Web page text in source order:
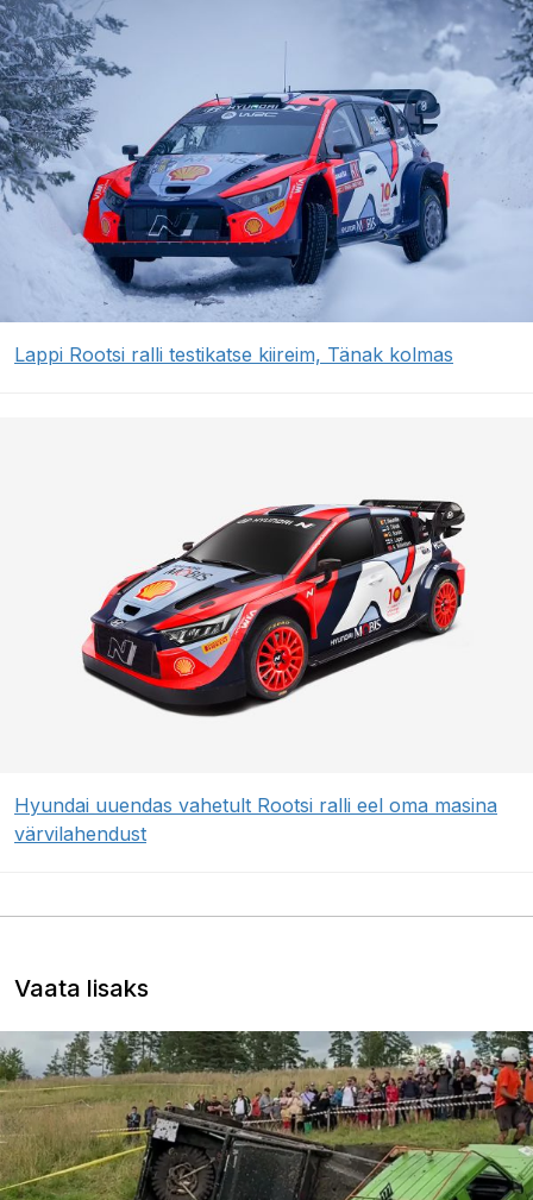
Lappi Rootsi ralli testikatse kiireim, Tänak kolmas
Hyundai uuendas vahetult Rootsi ralli eel oma masina
värvilahendust
Vaata lisaks